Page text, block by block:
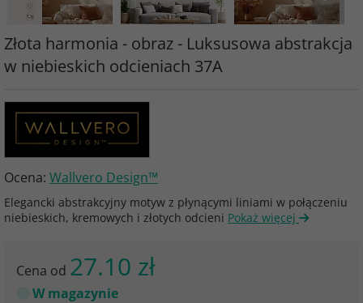
Złota harmonia - obraz - Luksusowa abstrakcja
w niebieskich odcieniach 37A
Ocena: Wallvero Design™
Elegancki abstrakcyjny motyw z płynącymi liniami w połączeniu
niebieskich, kremowych i złotych odcieni Pokaż więcej
Cena od 27.10 zł
W magazynie